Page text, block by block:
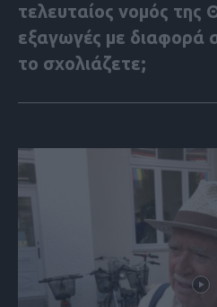
τελευταίος νομός της
εξαγωγές με διαφορά
το σχολιάζετε;